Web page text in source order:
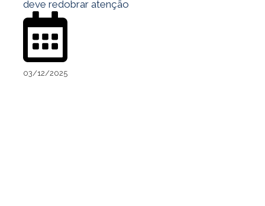
deve redobrar atenção
03/12/2025